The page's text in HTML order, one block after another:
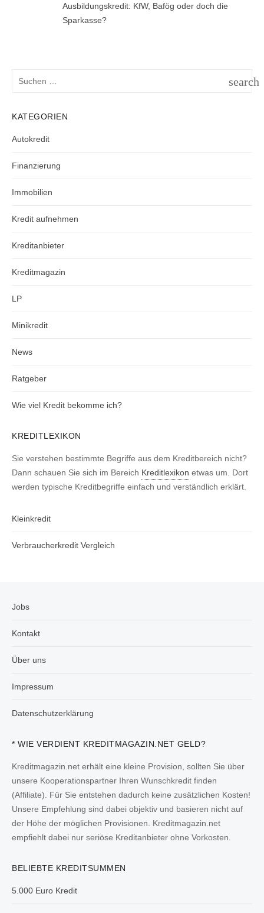
Ausbildungskredit: KfW, Bafög oder doch die
Sparkasse?
Suchen
search
KATEGORIEN
Autokredit
Finanzierung
Immobilien
Kredit aufnehmen
Kreditanbieter
Kreditmagazin
LP
Minikredit
News
Ratgeber
Wie viel Kredit bekomme ich?
KREDITLEXIKON
Sie verstehen bestimmte Begriffe aus dem Kreditbereich nicht?
Dann schauen Sie sich im Bereich Kreditlexikon etwas um. Dort
werden typische Kreditbegriffe einfach und verständlich erklärt.
Kleinkredit
Verbraucherkredit Vergleich
Jobs
Kontakt
Über uns
Impressum
Datenschutzerklärung
* WIE VERDIENT KREDITMAGAZIN.NET GELD?
Kreditmagazin.net erhält eine kleine Provision, sollten Sie über
unsere Kooperationspartner Ihren Wunschkredit finden
(Affiliate). Für Sie entstehen dadurch keine zusätzlichen Kosten!
Unsere Empfehlung sind dabei objektiv und basieren nicht auf
der Höhe der möglichen Provisionen. Kreditmagazin.net
empfiehlt dabei nur seriöse Kreditanbieter ohne Vorkosten.
BELIEBTE KREDITSUMMEN
5.000 Euro Kredit